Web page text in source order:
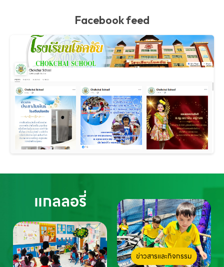
Facebook feed
แกลลอรี่
ข่าวสารและกิจกรรม